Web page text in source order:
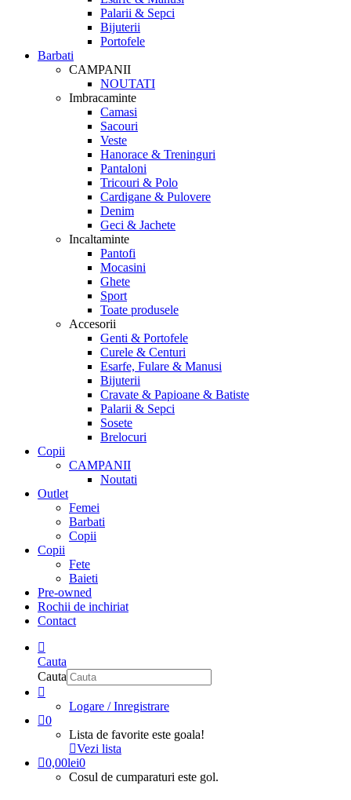
Palarii & Sepci
Bijuterii
Portofele
Barbati
CAMPANII
NOUTATI
Imbracaminte
Camasi
Sacouri
Veste
Hanorace & Treninguri
Pantaloni
Tricouri & Polo
Cardigane & Pulovere
Denim
Geci & Jachete
Incaltaminte
Pantofi
Mocasini
Ghete
Sport
Toate produsele
Accesorii
Genti & Portofele
Curele & Centuri
Esarfe, Fulare & Manusi
Bijuterii
Cravate & Papioane & Batiste
Palarii & Sepci
Sosete
Brelocuri
Copii
CAMPANII
Noutati
Outlet
Femei
Barbati
Copii
Copii
Fete
Baieti
Pre-owned
Rochii de inchiriat
Contact
Cauta
Cauta
Logare / Inregistrare
0
Lista de favorite este goala!
Vezi lista
0,00lei0
Cosul de cumparaturi este gol.